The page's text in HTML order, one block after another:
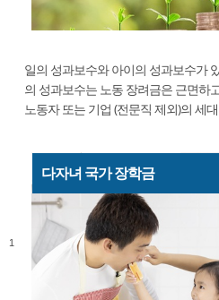
일의 성과보수와 아이의 성과보수가
의 성과보수는 노동 장려금은 근면하
노동자 또는 기업 (전문직 제외)의 세
이의 성과보수는 무엇입니까? 저소득
1
다자녀 국가 장학금